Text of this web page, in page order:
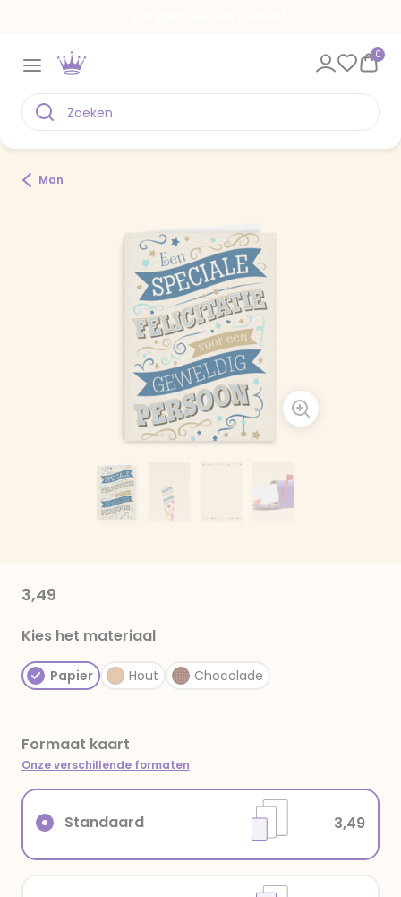
0
Man
3,49
Kies het materiaal
Papier Hout Chocolade
Formaat kaart
Onze verschillende formaten
Standaard 3,49